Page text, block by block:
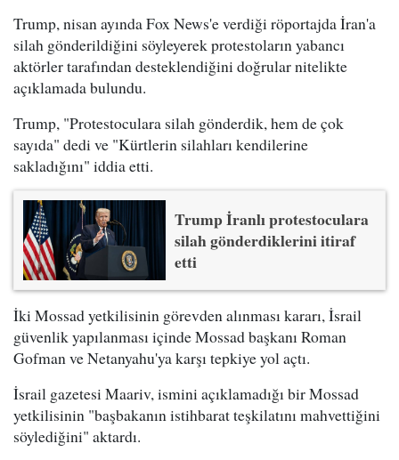
Trump, nisan ayında Fox News'e verdiği röportajda İran'a
silah gönderildiğini söyleyerek protestoların yabancı
aktörler tarafından desteklendiğini doğrular nitelikte
açıklamada bulundu.
Trump, "Protestoculara silah gönderdik, hem de çok
sayıda" dedi ve "Kürtlerin silahları kendilerine
sakladığını" iddia etti.
Trump İranlı protestoculara
silah gönderdiklerini itiraf
etti
İki Mossad yetkilisinin görevden alınması kararı, İsrail
güvenlik yapılanması içinde Mossad başkanı Roman
Gofman ve Netanyahu'ya karşı tepkiye yol açtı.
İsrail gazetesi Maariv, ismini açıklamadığı bir Mossad
yetkilisinin "başbakanın istihbarat teşkilatını mahvettiğini
söylediğini" aktardı.